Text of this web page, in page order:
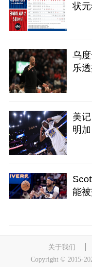
状
乌
乐
美
明
能
关于我们
Copyright © 2015-